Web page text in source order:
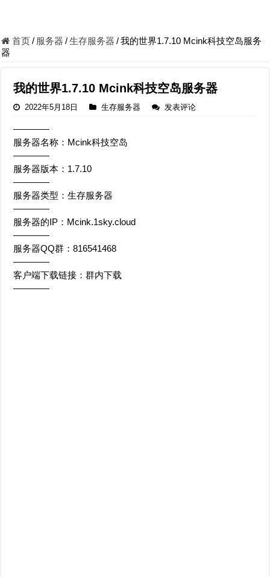
首页/ 服务器 /生存服务器 /我的世界1.7.10 Mcink科技空岛服务
器
我的世界1.7.10 Mcink科技空岛服务器
2022年5月18日 生存服务器 发表评论
————
服务器名称：Mcink科技空岛
————
服务器版本：1.7.10
————
服务器类型：生存服务器
————
服务器的IP：Mcink.1sky.cloud
————
服务器QQ群：816541468
————
客户端下载链接：群内下载
————